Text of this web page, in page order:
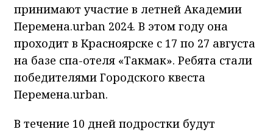
принимают участие в летней Академии
Перемена.urban 2024. В этом году она
проходит в Красноярске с 17 по 27 августа
на базе спа-отеля «Такмак». Ребята стали
победителями Городского квеста
Перемена.urban.
В течение 10 дней подростки будут